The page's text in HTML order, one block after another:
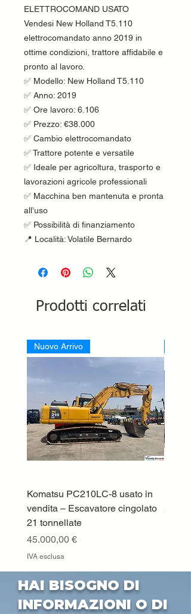
ELETTROCOMAND USATO
Vendesi New Holland T5.110
elettrocomandato anno 2019 in
ottime condizioni, trattore affidabile e
pronto al lavoro.
✅ Modello: New Holland T5.110
✅ Anno: 2019
✅ Ore lavoro: 6.106
✅ Prezzo: €38.000
✅ Cambio elettrocomandato
✅ Trattore potente e versatile
✅ Ideale per agricoltura, trasporto e
lavorazioni agricole professionali
✅ Macchina ben mantenuta e pronta
all’uso
✅ Possibilità di finanziamento
📍 Località: Volatile Bernardo
Prodotti correlati
Nuovo Arrivo
Komatsu PC210LC-8 usato in
vendita – Escavatore cingolato
21 tonnellate
Prezzo
45.000,00 €
IVA esclusa
Prezzo
HAI BISOGNO DI
INFORMAZIONI O DI